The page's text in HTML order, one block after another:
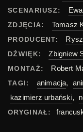
SCENARIUSZ:
ZDJĘCIA: Tomasz
PRODUCENT:
DŹWIĘK: Zbigniew
MONTAŻ: Robert
TAGI: animacja,
kazimierz urbański,
ORYGINAŁ: